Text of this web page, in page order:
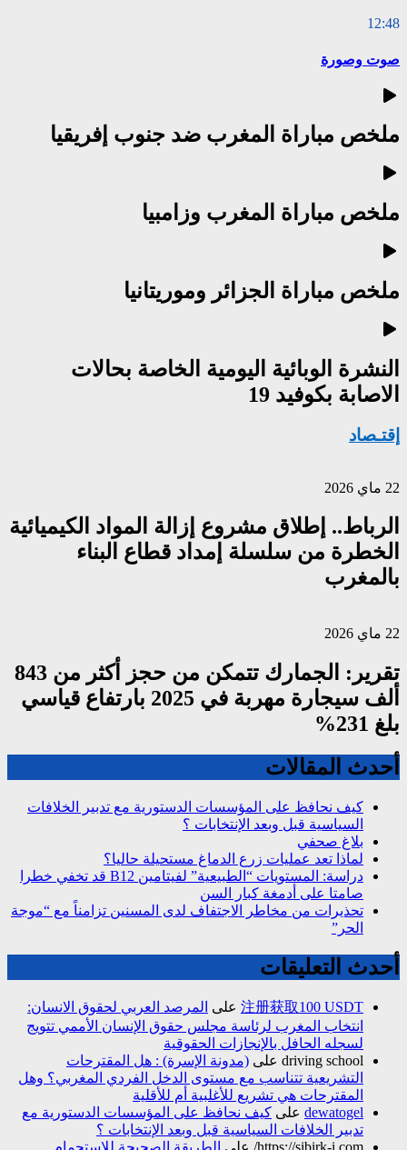
12:48
صوت وصورة
ملخص مباراة المغرب ضد جنوب إفريقيا
ملخص مباراة المغرب وزامبيا
ملخص مباراة الجزائر وموريتانيا
النشرة الوبائية اليومية الخاصة بحالات
الاصابة بكوفيد 19
إقتـصاد
22 ماي 2026
الرباط.. إطلاق مشروع إزالة المواد الكيميائية
الخطرة من سلسلة إمداد قطاع البناء
بالمغرب
22 ماي 2026
تقرير: الجمارك تتمكن من حجز أكثر من 843
ألف سيجارة مهربة في 2025 بارتفاع قياسي
بلغ 231%
أحدث المقالات
كيف نحافظ على المؤسسات الدستورية مع تدبير الخلافات
السياسية قبل وبعد الإنتخابات ؟
بلاغ صحفي
لماذا تعد عمليات زرع الدماغ مستحيلة حاليا؟
دراسة: المستويات “الطبيعية” لفيتامين B12 قد تخفي خطرا
صامتا على أدمغة كبار السن
تحذيرات من مخاطر الاجتفاف لدى المسنين تزامناً مع “موجة
الحر”
أحدث التعليقات
注册获取100 USDT على المرصد العربي لحقوق الانسان:
انتخاب المغرب لرئاسة مجلس حقوق الإنسان الأممي تتويج
لسجله الحافل بالإنجازات الحقوقية
driving school على (مدونة الإسرة) : هل المقترحات
التشريعية تتناسب مع مستوى الدخل الفردي المغربي؟ وهل
المقترحات هي تشريع للأغلبية أم للأقلية
dewatogel على كيف نحافظ على المؤسسات الدستورية مع
تدبير الخلافات السياسية قبل وبعد الإنتخابات ؟
https://sibirk-i.com/ على الطريقة الصحيحة للاستجمام